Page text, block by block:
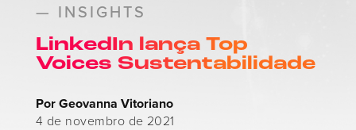
— INSIGHTS
LinkedIn lança Top
Voices Sustentabilidade
Por Geovanna Vitoriano
4 de novembro de 2021